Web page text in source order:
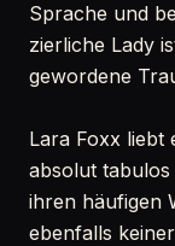
Sprache und
zierliche Lady
gewordene
Lara Foxx liebt
absolut
ihren häufigen
ebenfalls